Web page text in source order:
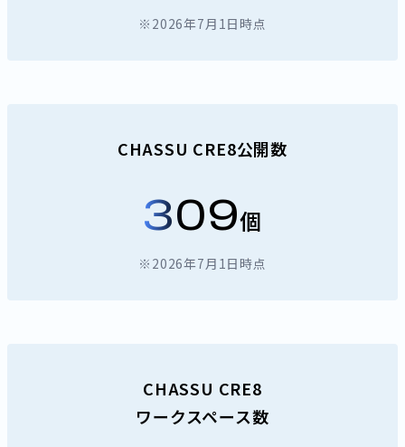
※2026年7月1日時点
CHASSU CRE8公開数
309個
※2026年7月1日時点
CHASSU CRE8
ワークスペース数